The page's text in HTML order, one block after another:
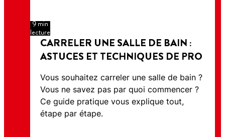
9 min
lecture
CARRELER UNE SALLE DE BAIN :
ASTUCES ET TECHNIQUES DE PRO
Vous souhaitez carreler une salle de bain ?
Vous ne savez pas par quoi commencer ?
Ce guide pratique vous explique tout,
étape par étape.